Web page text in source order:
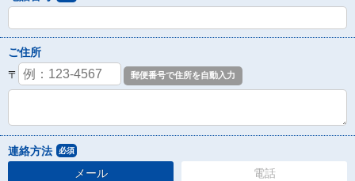
ご住所
〒
連絡方法 必須
メール 電話